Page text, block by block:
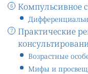
Компульсивное
Практические
Возрастные
Мифы и